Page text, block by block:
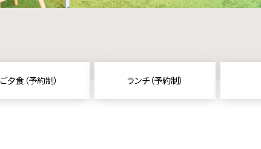
ご夕食（予約制） ランチ（予約制）